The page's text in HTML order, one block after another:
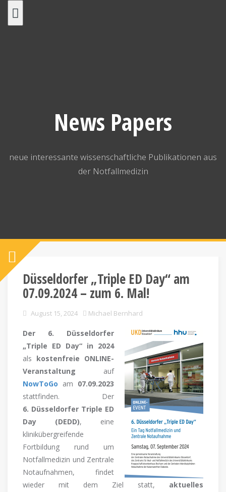
News Papers
neue interessante wissenschaftliche Publikationen aus
der Notfallmedizin
Düsseldorfer „Triple ED Day“ am
07.09.2024 – zum 6. Mal!
August 15, 2024 Michael Bernhard
Der 6. Düsseldorfer
„Triple ED Day“ in 2024
als kostenfreie ONLINE-
Veranstaltung auf
NowToGo am 07.09.2023
stattfinden. Der
6. Düsseldorfer Triple ED
Day (DEDD), eine
klinikübergreifende
Fortbildung rund um
Notfallmedizin und Zentrale
Notaufnahmen, findet
wieder mit dem Ziel statt, aktuelles